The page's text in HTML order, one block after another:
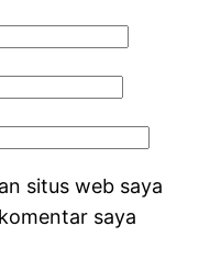
situs web saya
saya